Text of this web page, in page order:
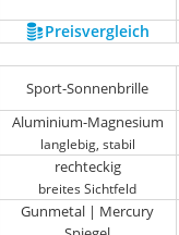
Preis­vergleich
Sport-Sonnenbrille
Aluminium-Magnesium
langlebig, stabil
rechteckig
breites Sichtfeld
Gunmetal | Mercury